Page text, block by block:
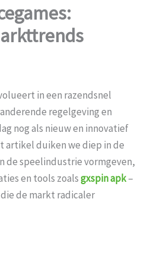
in een razendsnel
regelgeving en
nog als nieuw en innovatief
artikel duiken we diep in de
de speelindustrie vormgeven,
en tools zoalsgxspin apk–
de markt radicaler